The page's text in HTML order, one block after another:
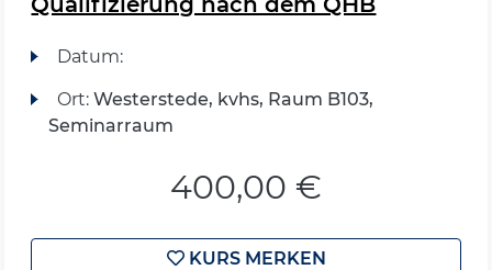
Datum:
Ort: Westerstede, kvhs, Raum B103,
Seminarraum
400,00 €
KURS MERKEN